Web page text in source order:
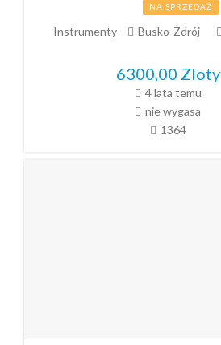
NA SPRZEDAŻ
Instrumenty Busko-Zdrój
6300,00 Zloty
4 lata temu
nie wygasa
1364